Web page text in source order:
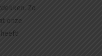
Zo
onze